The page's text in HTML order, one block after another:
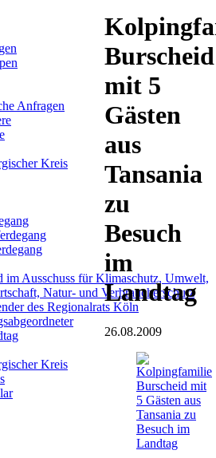
Anfragen
Kreis
im Ausschuss für Klimaschutz, Umwelt,
Natur- und Verbraucherschutz
des Regionalrats Köln
Kreis
Burscheid
mit 5
Gästen
aus
Tansania
zu
Besuch
im
Landtag
26.08.2009